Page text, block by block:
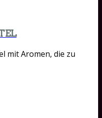
mit Aromen, die zu